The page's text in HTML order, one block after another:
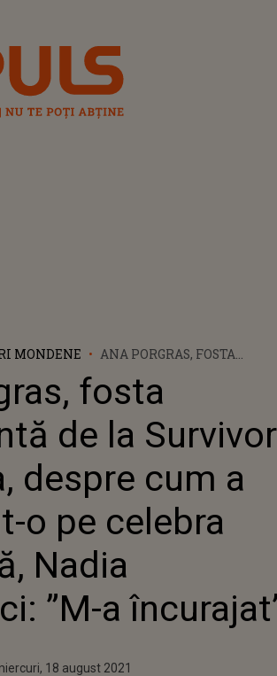
MONDENE
ANA PORGRAS, FOSTA
ROMÂNIA, DESPRE CUM A
CUNOSCUT-O PE CELEBRA
GIMNASTĂ, NADIA
”M-A ÎNCURAJAT”
fosta
de la Survivor
despre cum a
o pe celebra
Nadia
”M-a
18 august 2021
18 august 2021